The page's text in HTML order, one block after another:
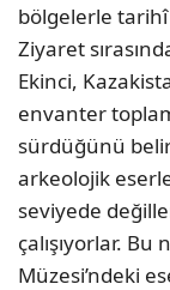
bölgelerle
Ziyaret
Ekinci,
envanter
sürdüğünü
arkeolojik
seviyede
çalışıyorlar.
Müzesi’ndeki